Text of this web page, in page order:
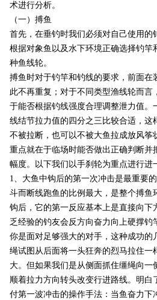
术进行分析。
（一）搏鱼
首先，在垂钓时我们必须对自己使用的
根据对象鱼以及水下环境正确选择钓竿
种鱼线轮。
搏鱼时对于钓竿和钓线的要求，前面在
此不再重复；对于不同类型渔线轮而言
于能否根据钓线强度合理调整泄力值。
线结节拉力值的四分之三比较合适，这
不被拉断，也可以不被大鱼拉成放风筝
重点就在于临场时能否做出正确判断并
幅度。以下我们以手刹轮为重点进行进
1、大鱼中钩后的第一次冲击是最重要
斗而断线跑鱼的比例最大，是整个搏鱼
钩后，它的第一反应基本上是直接向下
乏经验的钓友会反方向奋力向上硬撑钓
你是面对足够强大的对手，这种成功的
绳试图从后面将一头狂奔的烈马拉住一
大。但如果我们是从侧面抓住缰绳向一
顺着拉力方向转头改变行进路线。明白
付第一波冲击的操作手法：当鱼奋力下